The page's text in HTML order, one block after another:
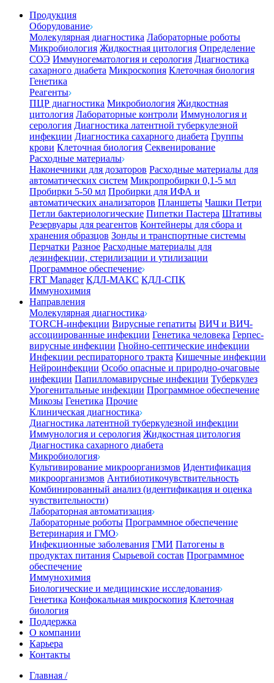
Продукция
Оборудование
Молекулярная диагностика Лабораторные роботы
Микробиология Жидкостная цитология Определение
СОЭ Иммуногематология и серология Диагностика
сахарного диабета Микроскопия Клеточная биология
Генетика
Реагенты
ПЦР диагностика Микробиология Жидкостная
цитология Лабораторные контроли Иммунология и
серология Диагностика латентной туберкулезной
инфекции Диагностика сахарного диабета Группы
крови Клеточная биология Секвенирование
Расходные материалы
Наконечники для дозаторов Расходные материалы для
автоматических систем Микропробирки 0,1-5 мл
Пробирки 5-50 мл Пробирки для ИФА и
автоматических анализаторов Планшеты Чашки Петри
Петли бактериологические Пипетки Пастера Штативы
Резервуары для реагентов Контейнеры для сбора и
хранения образцов Зонды и транспортные системы
Перчатки Разное Расходные материалы для
дезинфекции, стерилизации и утилизации
Программное обеспечение
FRT Manager КДЛ-МАКС КДЛ-СПК
Иммунохимия
Направления
Молекулярная диагностика
TORCH-инфекции Вирусные гепатиты ВИЧ и ВИЧ-
ассоциированные инфекции Генетика человека Герпес-
вирусные инфекции Гнойно-септические инфекции
Инфекции респираторного тракта Кишечные инфекции
Нейроинфекции Особо опасные и природно-очаговые
инфекции Папилломавирусные инфекции Туберкулез
Урогенитальные инфекции Программное обеспечение
Микозы Генетика Прочие
Клиническая диагностика
Диагностика латентной туберкулезной инфекции
Иммунология и серология Жидкостная цитология
Диагностика сахарного диабета
Микробиология
Культивирование микроорганизмов Идентификация
микроорганизмов Антибиотикочувствительность
Комбинированный анализ (идентификация и оценка
чувствительности)
Лабораторная автоматизация
Лабораторные роботы Программное обеспечение
Ветеринария и ГМО
Инфекционные заболевания ГМИ Патогены в
продуктах питания Сырьевой состав Программное
обеспечение
Иммунохимия
Биологические и медицинские исследования
Генетика Конфокальная микроскопия Клеточная
биология
Поддержка
О компании
Карьера
Контакты
Главная /